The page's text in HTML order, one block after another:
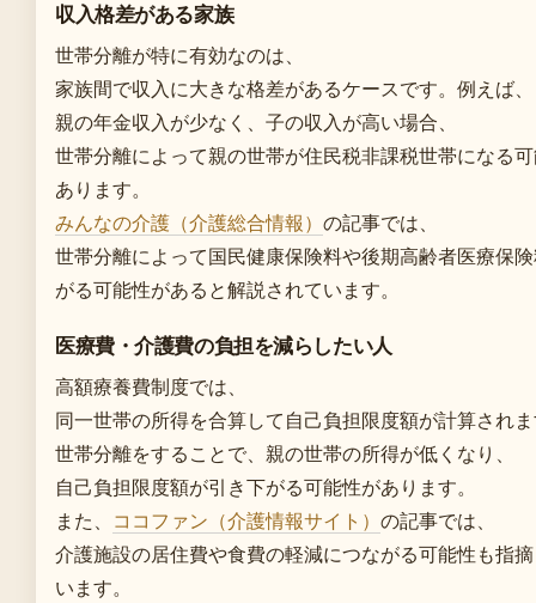
収入格差がある家族
世帯分離が特に有効なのは、
家族間で収入に大きな格差があるケースです。例えば、
親の年金収入が少なく、子の収入が高い場合、
世帯分離によって親の世帯が住民税非課税世帯になる
あります。
みんなの介護（介護総合情報） の記事では、
世帯分離によって国民健康保険料や後期高齢者医療保
がる可能性があると解説されています。
医療費・介護費の負担を減らしたい人
高額療養費制度では、
同一世帯の所得を合算して自己負担限度額が計算され
世帯分離をすることで、親の世帯の所得が低くなり、
自己負担限度額が引き下がる可能性があります。
また、 ココファン（介護情報サイト） の記事では、
介護施設の居住費や食費の軽減につながる可能性も指
います。